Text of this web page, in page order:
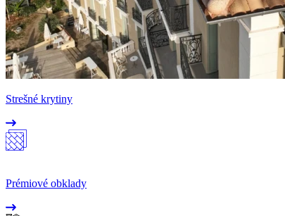
Strešné krytiny
Prémiové obklady